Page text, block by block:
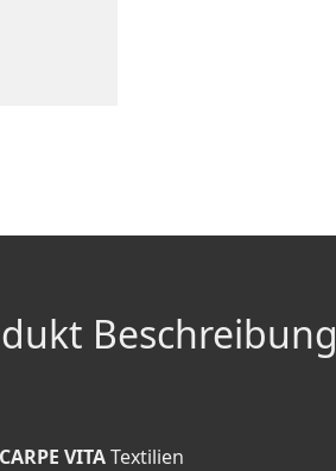
Beschreibung
VITATextilien